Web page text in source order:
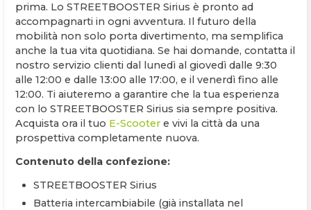
prima. Lo STREETBOOSTER Sirius è pronto ad
accompagnarti in ogni avventura. Il futuro della
mobilità non solo porta divertimento, ma semplifica
anche la tua vita quotidiana. Se hai domande, contatta il
nostro servizio clienti dal lunedì al giovedì dalle 9:30
alle 12:00 e dalle 13:00 alle 17:00, e il venerdì fino alle
12:00. Ti aiuteremo a garantire che la tua esperienza
con lo STREETBOOSTER Sirius sia sempre positiva.
Acquista ora il tuo E-Scooter e vivi la città da una
prospettiva completamente nuova.
Contenuto della confezione:
STREETBOOSTER Sirius
Batteria intercambiabile (già installata nel